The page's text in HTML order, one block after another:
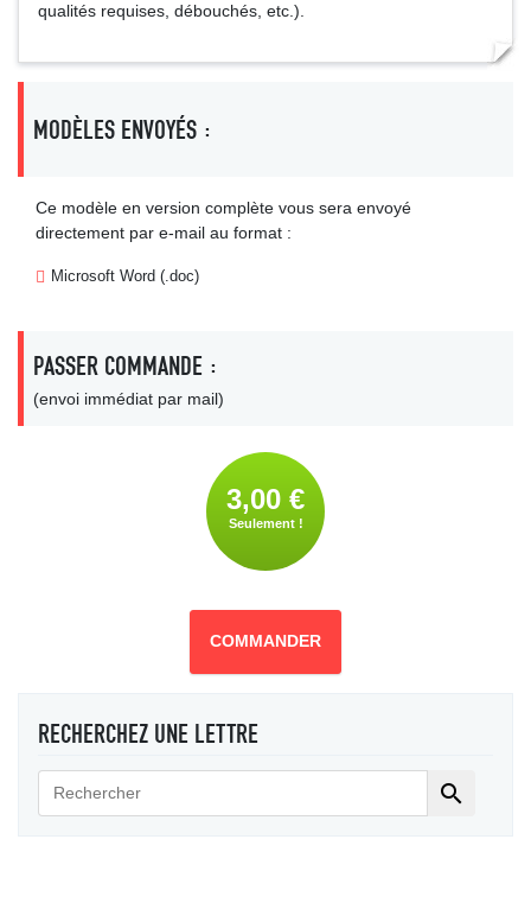
qualités requises, débouchés, etc.).
MODÈLES ENVOYÉS :
Ce modèle en version complète vous sera envoyé
directement par e-mail au format :
Microsoft Word (.doc)
PASSER COMMANDE :
(envoi immédiat par mail)
3,00 €
Seulement !
COMMANDER
RECHERCHEZ UNE LETTRE
